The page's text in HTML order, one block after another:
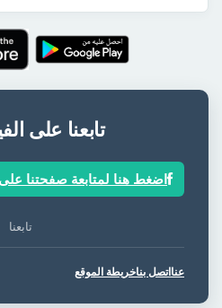
تابعنا على
اضغط هنا لمتابعة صفحتنا
تابعنا
عنا اتصل بناخريطة الموقع